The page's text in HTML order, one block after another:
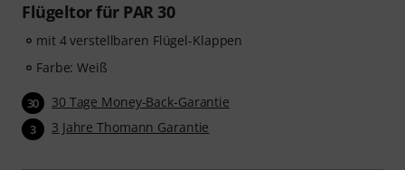
Flügeltor für PAR 30
mit 4 verstellbaren Flügel-Klappen
Farbe: Weiß
30 30 Tage Money-Back-Garantie
3 3 Jahre Thomann Garantie